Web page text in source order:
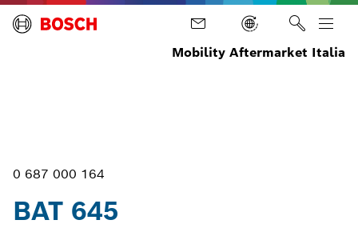
Mobility Aftermarket Italia
Assistenza
0 687 000 164
BAT 645